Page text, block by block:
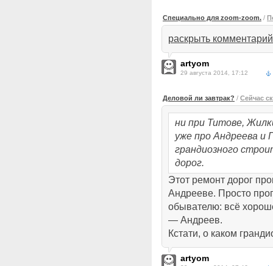
Специально для zoom-zoom. /
раскрыть комментарий
artyom
29 августа 2014, 17:12
Деловой ли завтрак? / Сейчас
ни при Титове,
уже про Андреева и
грандиозного
дорог.
Этот ремонт дорог
Андрееве. Просто
обывателю: всё
— Андреев.
Кстати, о каком
artyom